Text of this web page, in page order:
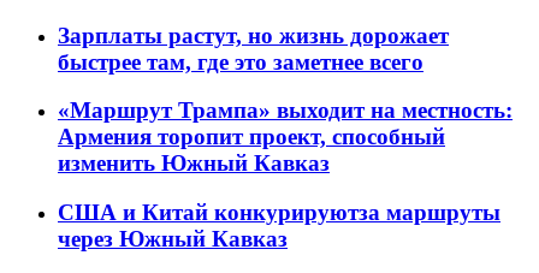
Зарплаты растут, но жизнь дорожает
быстрее там, где это заметнее всего
«Маршрут Трампа» выходит на местность:
Армения торопит проект, способный
изменить Южный Кавказ
США и Китай конкурируютза маршруты
через Южный Кавказ